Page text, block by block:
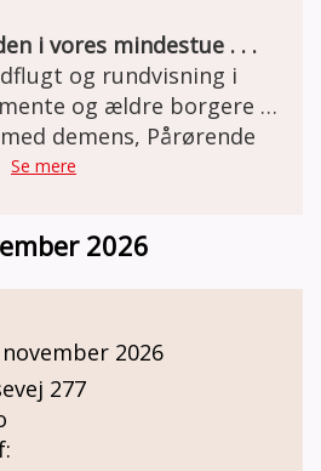
i vores mindestue . . .
og rundvisning i
og ældre borgere .
er totalrenoveret og
og oplevelsescenter.
Fonden.
demens, Pårørende
Se mere
2026
2026
277